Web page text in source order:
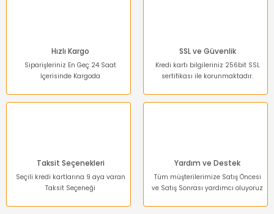
Hızlı Kargo
Siparişleriniz En Geç 24 Saat
İçerisinde Kargoda
SSL ve Güvenlik
Kredi kartı bilgileriniz 256bit SSL
sertifikası ile korunmaktadır.
Taksit Seçenekleri
Seçili kredi kartlarına 9 aya varan
Taksit Seçeneği
Yardım ve Destek
Tüm müşterilerimize Satış Öncesi
ve Satış Sonrası yardımcı oluyoruz